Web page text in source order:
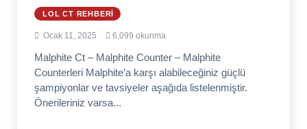
LOL CT REHBERI
Ocak 11, 2025 6,099 okunma
Malphite Ct – Malphite Counter – Malphite
Counterleri Malphite’a karşı alabileceğiniz güçlü
şampiyonlar ve tavsiyeler aşağıda listelenmiştir.
Önerileriniz varsa...